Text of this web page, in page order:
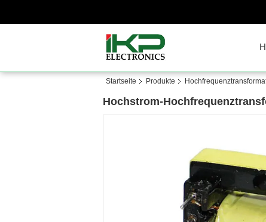
Startseite Produkte
Hochstrom-